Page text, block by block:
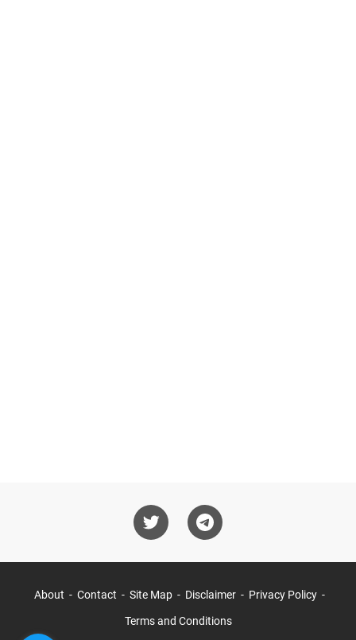
About Contact Site Map Disclaimer Privacy Policy
Terms and Conditions